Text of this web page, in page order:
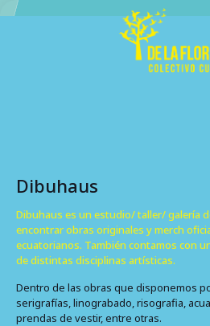
Dibuhaus
Dibuhaus es un estudio/ taller/ galería
encontrar obras originales y merch
ecuatorianos. También contamos con
de distintas disciplinas artísticas.
Dentro de las obras que disponemos
serigrafías, linograbado, risografia,
prendas de vestir, entre otras.